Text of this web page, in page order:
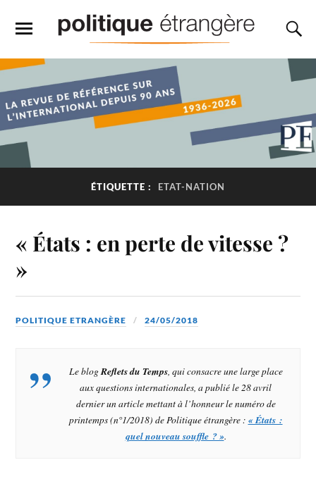
ÉTIQUETTE : ETAT-NATION
« États : en perte de vitesse ?
»
POLITIQUE ETRANGÈRE 24/05/2018
Le blogReflets du Temps, qui consacre une large place
aux questions internationales, a publié le 28 avril
dernier un article mettant à l’honneur le numéro de
printemps (n°1/2018) dePolitique étrangère: « États :
quel nouveau souffle ? ».